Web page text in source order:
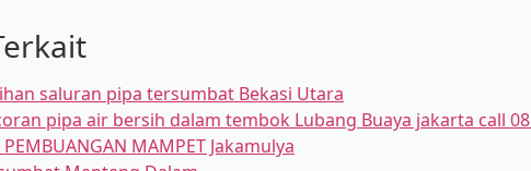
saluran pipa tersumbat Bekasi Utara
pipa air bersih dalam tembok Lubang Buaya jakarta call
PEMBUANGAN MAMPET Jakamulya